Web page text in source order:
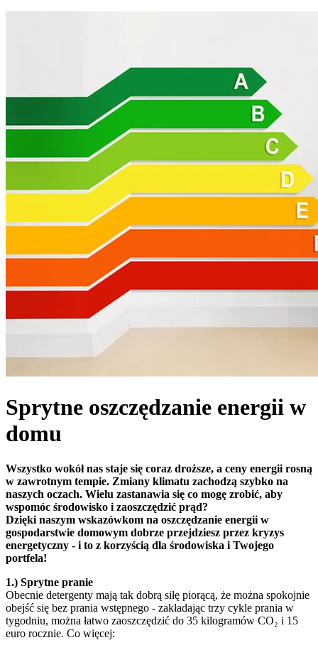
Sprytne oszczędzanie energii w
domu
Wszystko wokół nas staje się coraz droższe, a ceny energii rosną
w zawrotnym tempie. Zmiany klimatu zachodzą szybko na
naszych oczach. Wielu zastanawia się co mogę zrobić, aby
wspomóc środowisko i zaoszczędzić prąd?
Dzięki naszym wskazówkom na oszczędzanie energii w
gospodarstwie domowym dobrze przejdziesz przez kryzys
energetyczny - i to z korzyścią dla środowiska i Twojego
portfela!
1.) Sprytne pranie
Obecnie detergenty mają tak dobrą siłę piorącą, że można spokojnie
obejść się bez prania wstępnego - zakładając trzy cykle prania w
tygodniu, można łatwo zaoszczędzić do 35 kilogramów CO₂ i 15
euro rocznie. Co więcej: